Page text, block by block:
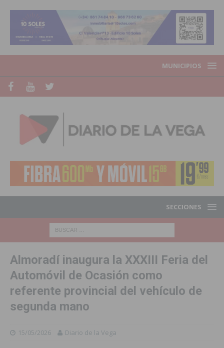
MUNICIPIOS
SECCIONES
Almoradí inaugura la XXXIII Feria del
Automóvil de Ocasión como
referente provincial del vehículo de
segunda mano
15/05/2026 Diario de la Vega